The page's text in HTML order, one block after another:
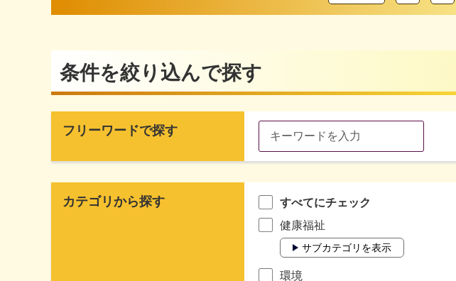
条件を絞り込んで探す
フリーワードで探す
カテゴリから探す
すべてにチェック
健康福祉
サブカテゴリを表示
環境